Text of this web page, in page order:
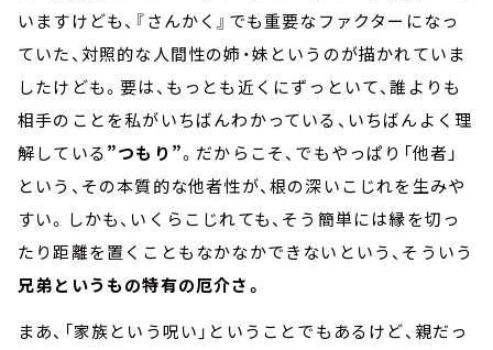
いますけども、『さんかく』でも重要なファクターになっ
ていた、対照的な人間性の姉・妹というのが描かれていま
したけども。要は、もっとも近くにずっといて、誰よりも
相手のことを私がいちばんわかっている、いちばんよく理
解している”つもり”。だからこそ、でもやっぱり「他者」
という、その本質的な他者性が、根の深いこじれを生みや
すい。しかも、いくらこじれても、そう簡単には縁を切っ
たり距離を置くこともなかなかできないという、そういう
兄弟というもの特有の厄介さ。
まあ、「家族という呪い」ということでもあるけど、親だっ